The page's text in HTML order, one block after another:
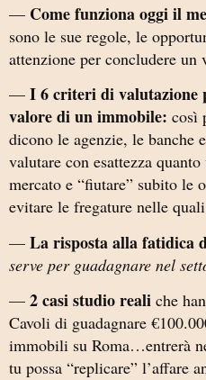
— Come funziona oggi il
sono le sue regole, le
attenzione per concludere un
— I 6 criteri di valutazione
valore di un immobile: così
dicono le agenzie, le
valutare con esattezza
mercato e “fiutare” subito le
evitare le fregature nelle
— La risposta alla fatidica
serve per guadagnare nel
— 2 casi studio reali che
Cavoli di guadagnare
immobili su Roma…entrerà
tu possa “replicare” l’affare